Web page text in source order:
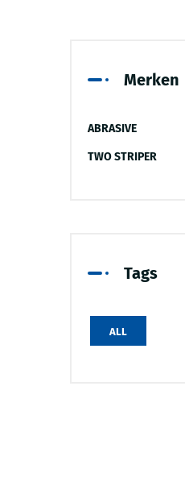
Merken
ABRASIVE
TWO STRIPER
Tags
ALL